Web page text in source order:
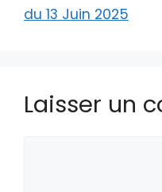
du 13 Juin 2025
Laisser un